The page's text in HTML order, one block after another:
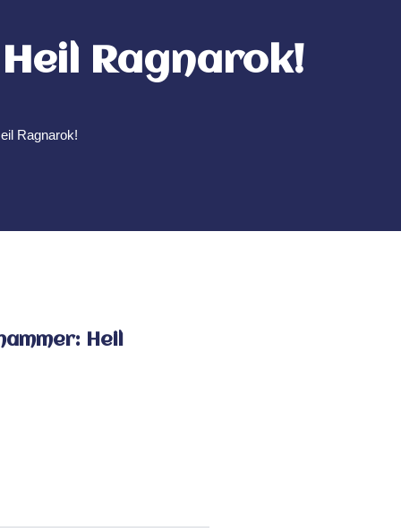
Ragnarok!
Ragnarok!
Heil